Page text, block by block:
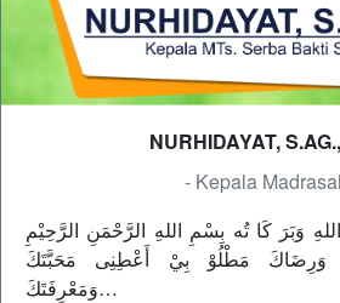
NURHIDAYAT,
- Kepala
وَبَرَ كَا تُه بِسْمِ اللهِ الرَّحْمَنِ الرَّحِيْمِ
وَرِضَاكَ مَطْلُوْ بِيْ أَعْطِنِى مَحَبَّتَكَ
وَمَعْرِفَتَكَ…